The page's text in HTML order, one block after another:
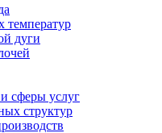
дуги
сферы услуг
структур